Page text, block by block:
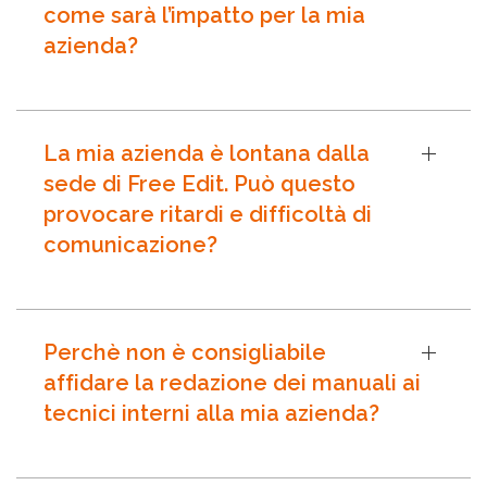
come sarà l’impatto per la mia
azienda?
La mia azienda è lontana dalla
sede di Free Edit. Può questo
provocare ritardi e difficoltà di
comunicazione?
Perchè non è consigliabile
affidare la redazione dei manuali ai
tecnici interni alla mia azienda?